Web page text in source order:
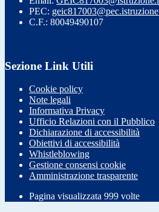
PEC:
C.F.: 80049490107
Sezione Link Utili
Cookie policy
Note legali
Informativa Privacy
Ufficio Relazioni con il Pubblico
Dichiarazione di accessibilità
Obiettivi di accessibilità
Whistleblowing
Gestione consensi cookie
Amministrazione trasparente
Pagina visualizzata 999 volte